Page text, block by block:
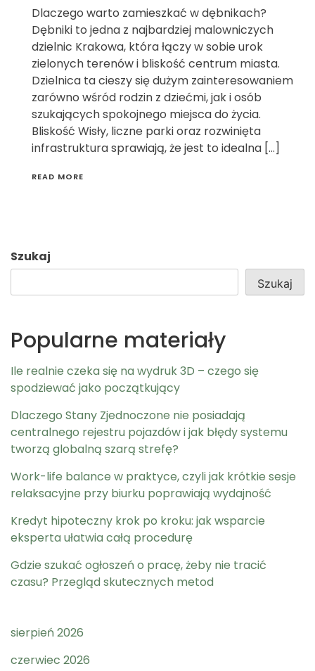
Dlaczego warto zamieszkać w dębnikach?
Dębniki to jedna z najbardziej malowniczych
dzielnic Krakowa, która łączy w sobie urok
zielonych terenów i bliskość centrum miasta.
Dzielnica ta cieszy się dużym zainteresowaniem
zarówno wśród rodzin z dziećmi, jak i osób
szukających spokojnego miejsca do życia.
Bliskość Wisły, liczne parki oraz rozwinięta
infrastruktura sprawiają, że jest to idealna […]
READ MORE
Szukaj
Szukaj
Popularne materiały
Ile realnie czeka się na wydruk 3D – czego się
spodziewać jako początkujący
Dlaczego Stany Zjednoczone nie posiadają
centralnego rejestru pojazdów i jak błędy systemu
tworzą globalną szarą strefę?
Work-life balance w praktyce, czyli jak krótkie sesje
relaksacyjne przy biurku poprawiają wydajność
Kredyt hipoteczny krok po kroku: jak wsparcie
eksperta ułatwia całą procedurę
Gdzie szukać ogłoszeń o pracę, żeby nie tracić
czasu? Przegląd skutecznych metod
sierpień 2026
czerwiec 2026